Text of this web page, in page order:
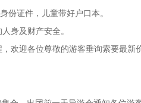
份证件，儿童带好户口本。
身及财产安全。
欢迎各位尊敬的游客垂询索要最新